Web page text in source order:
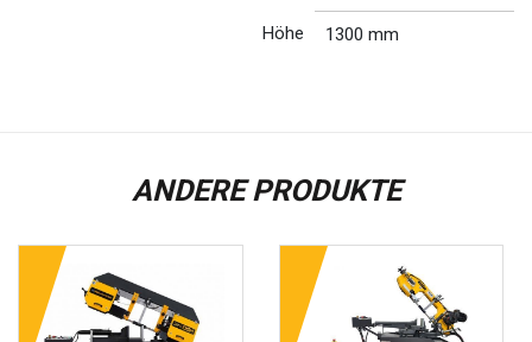
Höhe 1300 mm
ANDERE PRODUKTE